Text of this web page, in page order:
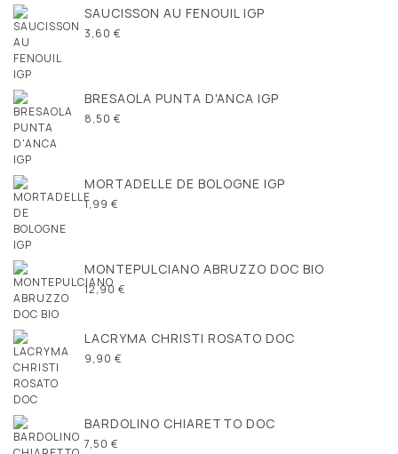
SAUCISSON AU FENOUIL IGP
3,60 €
BRESAOLA PUNTA D'ANCA IGP
8,50 €
MORTADELLE DE BOLOGNE IGP
1,99 €
MONTEPULCIANO ABRUZZO DOC BIO
12,90 €
LACRYMA CHRISTI ROSATO DOC
9,90 €
BARDOLINO CHIARETTO DOC
7,50 €